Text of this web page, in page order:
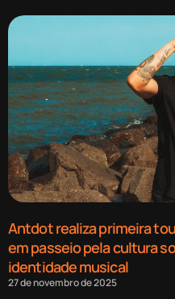
Antdot realiza primeira
em passeio pela cultura
identidade musical
27 de novembro de 2025